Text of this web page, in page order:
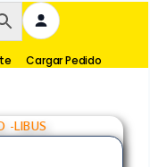
Cargar Pedido
-LIBUS